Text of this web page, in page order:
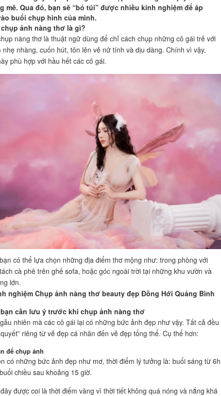
mê. Qua đó, bạn sẽ “bỏ túi” được nhiều kinh nghiệm để áp
buổi chụp hình của mình.
ảnh nàng thơ là gì?
nàng thơ là thuật ngữ dùng để chỉ cách chụp những cô gái trẻ với
nhẹ nhàng, cuốn hút, tôn lên vẻ nữ tính và dịu dàng. Chính vì vậy,
phù hợp với hầu hết các cô gái.
có thể lựa chọn những địa điểm thơ mộng như: trong phòng với
cà phê trên ghế sofa, hoặc góc ngoài trời tại những khu vườn và
lớn.
nghiệm Chụp ảnh nàng thơ beauty đẹp Đồng Hới Quảng Bình
cần lưu ý trước khi chụp ảnh nàng thơ
nhiên mà các cô gái lại có những bức ảnh đẹp như vậy. Tất cả đều
riêng từ vẻ đẹp cá nhân đến vẻ đẹp tổng thể. Cụ thể hơn:
để chụp ảnh
có những bức ảnh đẹp như mơ, thời điểm lý tưởng là: buổi sáng từ 6h
chiều sau khoảng 15 giờ.
được coi là thời điểm vàng vì thời tiết không quá nóng và nắng khá